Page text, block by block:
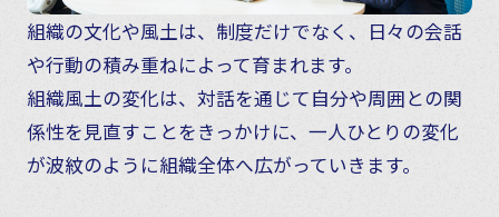
組織の文化や風土は、制度だけでなく、日々の会話
や行動の積み重ねによって育まれます。
組織風土の変化は、対話を通じて自分や周囲との関
係性を見直すことをきっかけに、一人ひとりの変化
が波紋のように組織全体へ広がっていきます。